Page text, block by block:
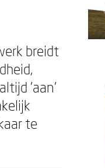
breidt
'aan'
te